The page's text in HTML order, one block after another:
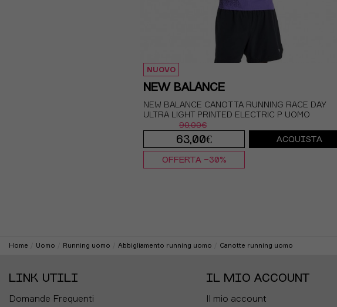
NUOVO
NEW BALANCE
NEW BALANCE CANOTTA RUNNING RACE DAY
ULTRA LIGHT PRINTED ELECTRIC P UOMO
90,00€
63,00€ ACQUISTA
OFFERTA -30%
Home Uomo Running uomo Abbigliamento running uomo Canotte running uomo
LINK UTILI
Domande Frequenti
IL MIO ACCOUNT
Il mio account